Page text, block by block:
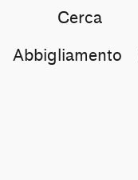
Abbigliamento